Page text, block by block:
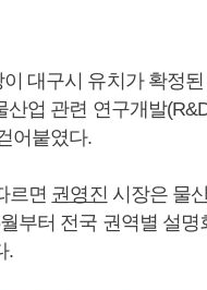
대구시 유치가 확정
산업 관련 연구개발
어붙였다.
르면 권영진 시장은 물
부터 전국 권역별 설명
.